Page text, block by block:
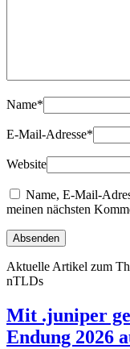
Name*
E-Mail-Adresse*
Website
Name, E-Mail-
meinen nächsten
Aktuelle Artikel zum
nTLDs
Mit .juniper
Endung 2026